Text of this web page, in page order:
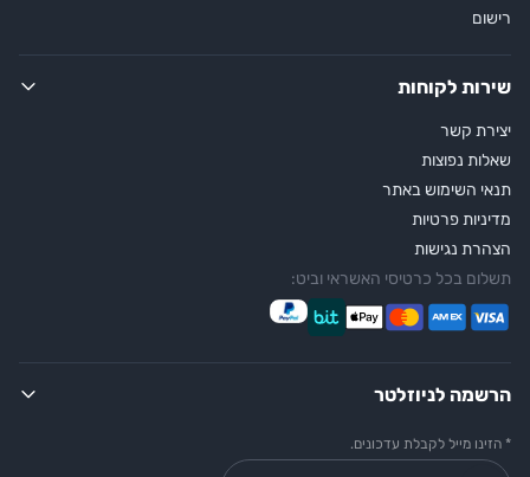
רישום
שירות לקוחות
יצירת קשר
שאלות נפוצות
תנאי השימוש באתר
מדיניות פרטיות
הצהרת נגישות
תשלום בכל כרטיסי האשראי וביט:
הרשמה לניוזלטר
* הזינו מייל לקבלת עדכונים.